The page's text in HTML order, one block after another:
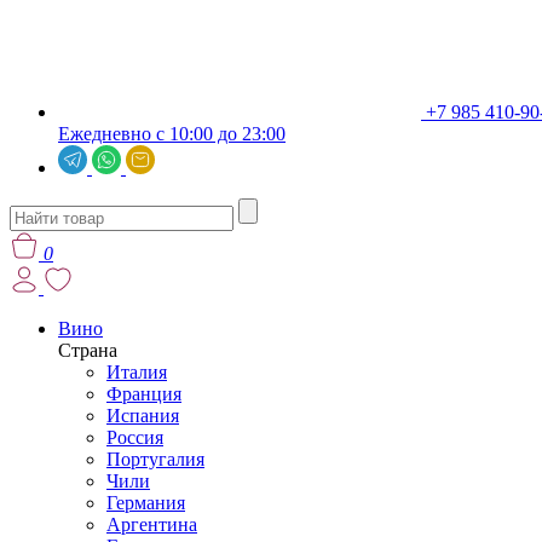
+7 985 410-
Ежедневно с 10:00 до 23:00
0
Вино
Страна
Италия
Франция
Испания
Россия
Португалия
Чили
Германия
Аргентина